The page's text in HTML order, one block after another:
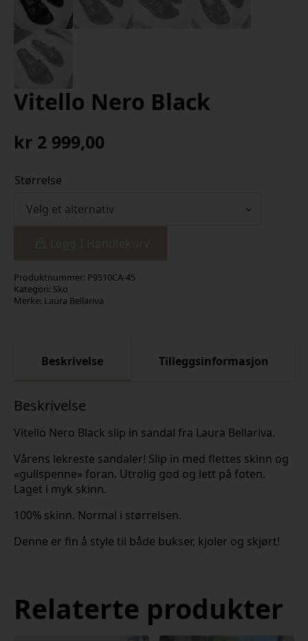
Vitello Nero Black
kr 2 999,00
Størrelse
Produktnummer: P9510CA-45
Kategori: Sko
Merke: Laura Bellariva
Beskrivelse Tilleggsinformasjon
Beskrivelse
Vitello Nero Black slip in sandal fra Laura Bellariva.
Vårens lekreste sandaler! Slip in med flettes skinn og
«gullspenne» foran. Utrolig god og lett på foten.
Laget i myk skinn.
100% skinn. Normal i størrelsen.
Denne er fin å style til både bukser, kjoler og skjørt!
Relaterte produkter